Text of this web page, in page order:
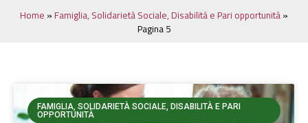
Home » Famiglia, Solidarietà Sociale, Disabilità e Pari opportunità »
Pagina 5
FAMIGLIA, SOLIDARIETÀ SOCIALE, DISABILITÀ E PARI
OPPORTUNITÀ